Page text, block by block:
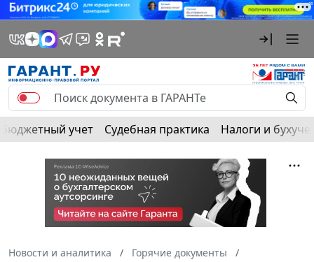
Бюджетный учет Судебная практика Налоги и
Новости и аналитика
Горячие документы